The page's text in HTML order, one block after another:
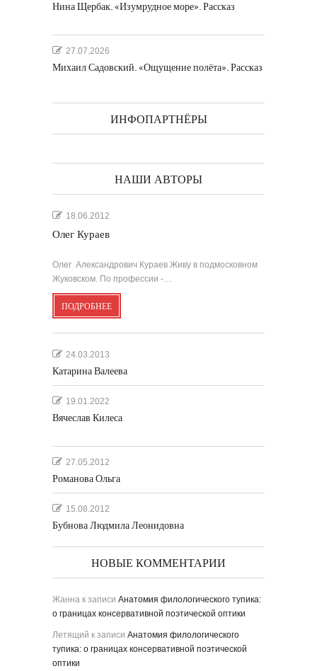
Нина Щербак. «Изумрудное море». Рассказ
27.07.2026
Михаил Садовский. «Ощущение полёта». Рассказ
ИНФОПАРТНЁРЫ
НАШИ АВТОРЫ
18.06.2012
Олег Кураев
Олег Александрович Кураев Живу в подмосковном
Жуковском. По профессии -…
ПОДРОБНЕЕ
24.03.2013
Катарина Валеева
19.01.2022
Вячеслав Килеса
27.05.2012
Романова Ольга
15.08.2012
Бубнова Людмила Леонидовна
НОВЫЕ КОММЕНТАРИИ
Жанна к записи Анатомия филологического тупика:
о границах консервативной поэтической оптики
Летящий к записи Анатомия филологического
тупика: о границах консервативной поэтической
оптики